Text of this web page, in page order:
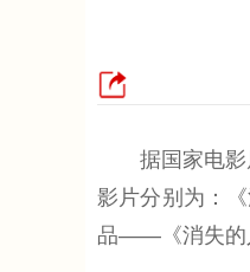
据国家电影局
影片分别为：
品——《消失的